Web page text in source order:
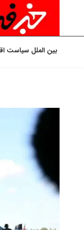
بین الملل سیاست